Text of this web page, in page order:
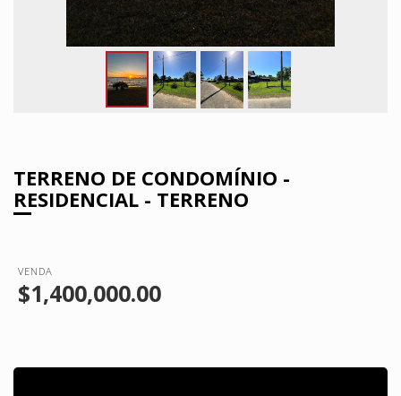
TERRENO DE CONDOMÍNIO -
RESIDENCIAL - TERRENO
VENDA
$1,400,000.00